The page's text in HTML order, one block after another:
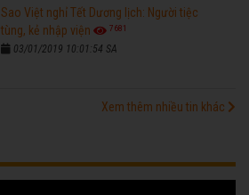
Sao Việt nghỉ Tết Dương lịch: Người tiệc
tùng, kẻ nhập viện
7681
03/01/2019 10:01:54 SA
Xem thêm nhiều tin khác